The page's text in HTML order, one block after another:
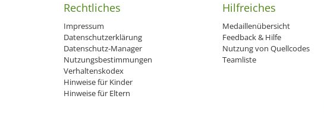
- raucht (schont ihre kleinen nerven )
- ist Sarkastisch ^_^
- hat ihren eigene Humor :D
[tab= Musik]
- Metal
- Rock
Rechtliches
Impressum
Datenschutzerklärung
Datenschutz-Manager
Nutzungsbestimmungen
Verhaltenskodex
Hinweise für Kinder
Hinweise für Eltern
Hilfreiches
Medaillenübersicht
Feedback & Hilfe
Nutzung von Quellcodes
Teamliste